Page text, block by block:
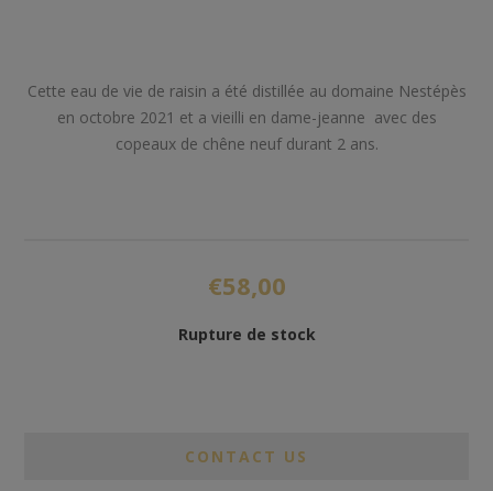
Cette eau de vie de raisin a été distillée au domaine Nestépès
en octobre 2021 et a vieilli en dame-jeanne avec des
copeaux de chêne neuf durant 2 ans.
€58,00
Rupture de stock
CONTACT US